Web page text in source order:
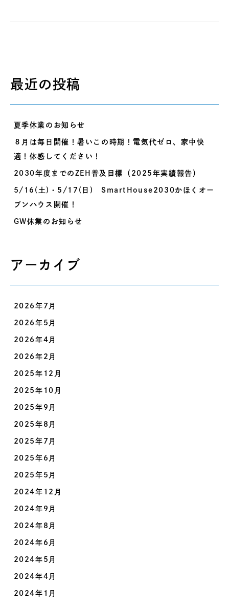
最近の投稿
夏季休業のお知らせ
８月は毎日開催！暑いこの時期！電気代ゼロ、家中快
適！体感してください！
2030年度までのZEH普及目標（2025年実績報告）
5/16(土)・5/17(日) SmartHouse2030かほくオー
プンハウス開催！
GW休業のお知らせ
アーカイブ
2026年7月
2026年5月
2026年4月
2026年2月
2025年12月
2025年10月
2025年9月
2025年8月
2025年7月
2025年6月
2025年5月
2024年12月
2024年9月
2024年8月
2024年6月
2024年5月
2024年4月
2024年1月